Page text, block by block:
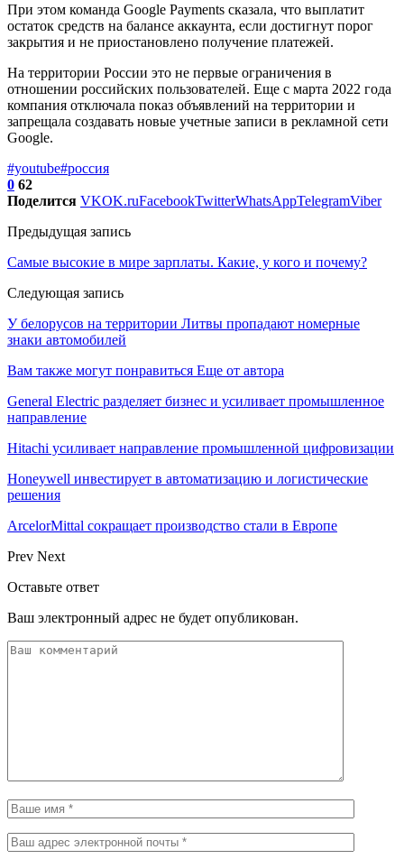
При этом команда Google Payments сказала, что выплатит
остаток средств на балансе аккаунта, если достигнут порог
закрытия и не приостановлено получение платежей.
На территории России это не первые ограничения в
отношении российских пользователей. Еще с марта 2022 года
компания отключала показ объявлений на территории и
запрещала создавать новые учетные записи в рекламной сети
Google.
#youtube#россия
0 62
Поделится VKOK.ruFacebookTwitterWhatsAppTelegramViber
Предыдущая запись
Самые высокие в мире зарплаты. Какие, у кого и почему?
Следующая запись
У белорусов на территории Литвы пропадают номерные
знаки автомобилей
Вам также могут понравиться Еще от автора
General Electric разделяет бизнес и усиливает промышленное
направление
Hitachi усиливает направление промышленной цифровизации
Honeywell инвестирует в автоматизацию и логистические
решения
ArcelorMittal сокращает производство стали в Европе
Prev Next
Оставьте ответ
Ваш электронный адрес не будет опубликован.